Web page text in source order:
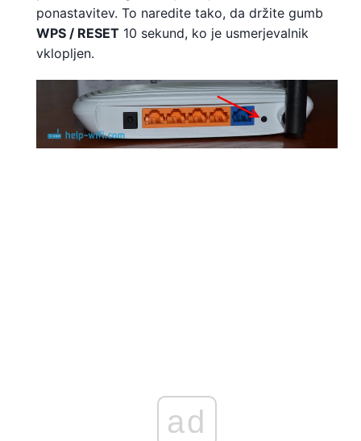
ponastavitev. To naredite tako, da držite gumb
WPS / RESET 10 sekund, ko je usmerjevalnik
vklopljen.
ad